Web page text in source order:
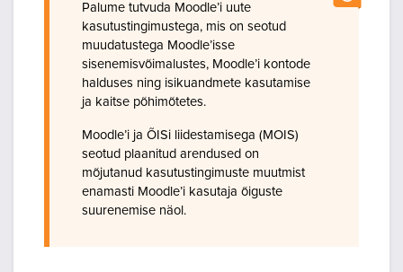
Palume tutvuda Moodle’i uute
kasutustingimustega, mis on seotud
muudatustega Moodle’isse
sisenemisvõimalustes, Moodle’i kontode
halduses ning isikuandmete kasutamise
ja kaitse põhimõtetes.
Moodle’i ja ÕISi liidestamisega (MOIS)
seotud plaanitud arendused on
mõjutanud kasutustingimuste muutmist
enamasti Moodle’i kasutaja õiguste
suurenemise näol.